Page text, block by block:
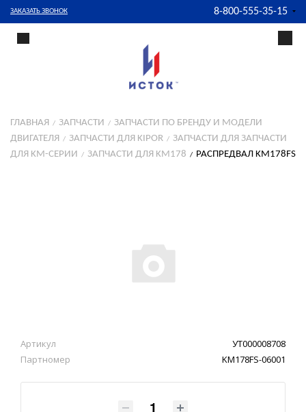
ЗАКАЗАТЬ ЗВОНОК 8-800-555-35-15
ГЛАВНАЯ ЗАПЧАСТИ
ЗАПЧАСТИ ПО БРЕНДУ И МОДЕЛИ
ДВИГАТЕЛЯ
ЗАПЧАСТИ ДЛЯ KIPOR
ЗАПЧАСТИ ДЛЯ ЗАПЧАСТИ
ДЛЯ KM-СЕРИИ
ЗАПЧАСТИ ДЛЯ KM178 РАСПРЕДВАЛ KM178FS
Артикул
УТ000008708
Партномер
KM178FS-06001